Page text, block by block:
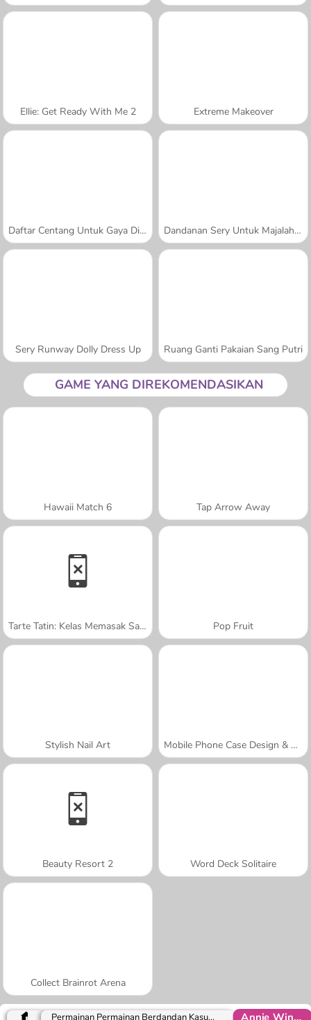
Ellie: Get Ready With Me 2 Extreme Makeover
Daftar Centang Untuk Gaya Di Musim Panas Dandanan Sery Untuk Majalah Fesyen
Sery Runway Dolly Dress Up Ruang Ganti Pakaian Sang Putri
GAME YANG DIREKOMENDASIKAN
Hawaii Match 6 Tap Arrow Away
Tarte Tatin: Kelas Memasak Sara Pop Fruit
Stylish Nail Art Mobile Phone Case Design & DIY
Beauty Resort 2 Word Deck Solitaire
Collect Brainrot Arena
Permainan Permainan Berdandan Kasual bagi Anak Perempuan